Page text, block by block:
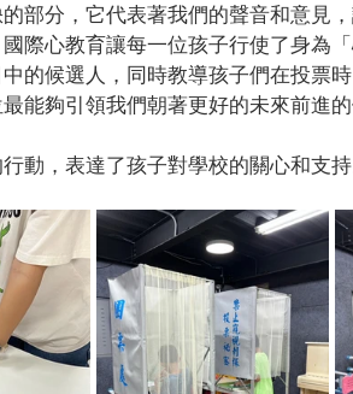
部分，它代表著我們的聲音和意見
際心教育讓每一位孩子行使了身為
的候選人，同時教導孩子們在投票
能夠引領我們朝著更好的未來前進的
動，表達了孩子對學校的關心和支持